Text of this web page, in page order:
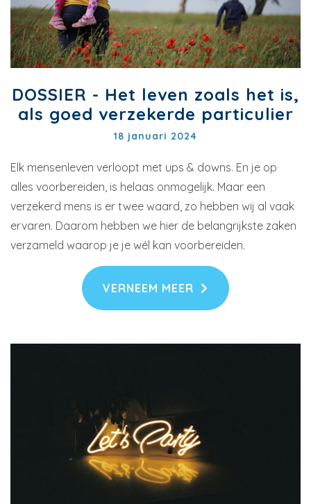
DOSSIER - Het leven zoals het is,
als goed verzekerde particulier
18 januari 2024
Elk mensenleven verloopt met ups & downs. En je op
alles voorbereiden, is helaas onmogelijk. Maar een
verzekerd mens is er twee waard, zo hebben wij al vaak
ervaren. Daarom hebben we hier de belangrijkste zaken
verzameld waarop je je wél kan voorbereiden.
VERNEEM MEER